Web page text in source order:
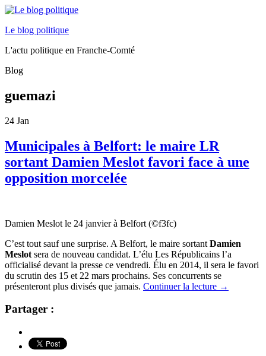
Le blog politique
L'actu politique en Franche-Comté
Blog
guemazi
24 Jan
Municipales à Belfort: le maire LR
sortant Damien Meslot favori face à une
opposition morcelée
Damien Meslot le 24 janvier à Belfort (©f3fc)
C’est tout sauf une surprise. A Belfort, le maire sortant Damien
Meslot sera de nouveau candidat. L’élu Les Républicains l’a
officialisé devant la presse ce vendredi. Élu en 2014, il sera le favori
du scrutin des 15 et 22 mars prochains. Ses concurrents se
présenteront plus divisés que jamais. Continuer la lecture →
Partager :